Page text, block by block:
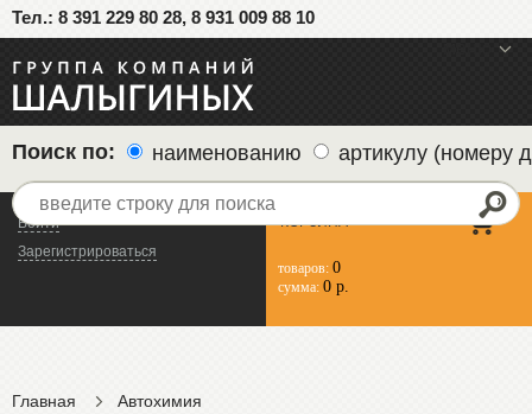
Тел.: 8 391 229 80 28, 8 931 009 88 10
Войти
Зарегистрироваться
КОРЗИНА
товаров: 0
сумма: 0 р.
Поиск по: наименованию артикулу (номеру
Главная Автохимия